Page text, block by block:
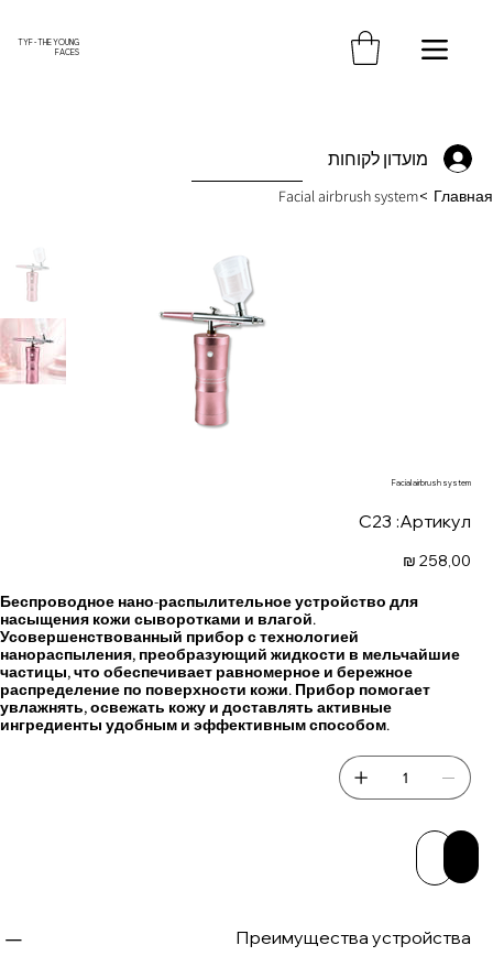
מועדון לקוחות
TYF - THE YOUNG
FACES
Главная
>
Facial airbrush system
Facial airbrush system
Артикул:
Артикул:
C23
C23
Цена258,00 ₪
Беспроводное нано-распылительное устройство для
насыщения кожи сыворотками и влагой.
Усовершенствованный прибор с технологией
нанораспыления, преобразующий жидкости в мельчайшие
частицы, что обеспечивает равномерное и бережное
распределение по поверхности кожи. Прибор помогает
увлажнять, освежать кожу и доставлять активные
ингредиенты удобным и эффективным способом.
Преимущества устройства